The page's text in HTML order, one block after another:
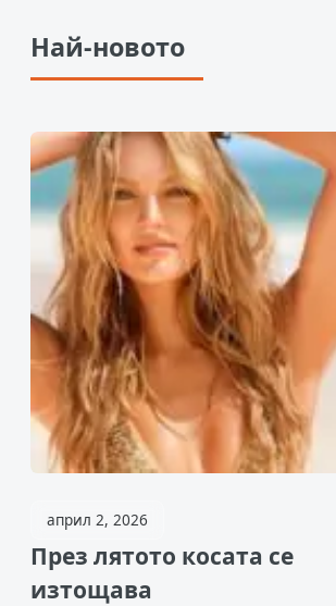
Най-новото
април 2, 2026
През лятото косата се
изтощава